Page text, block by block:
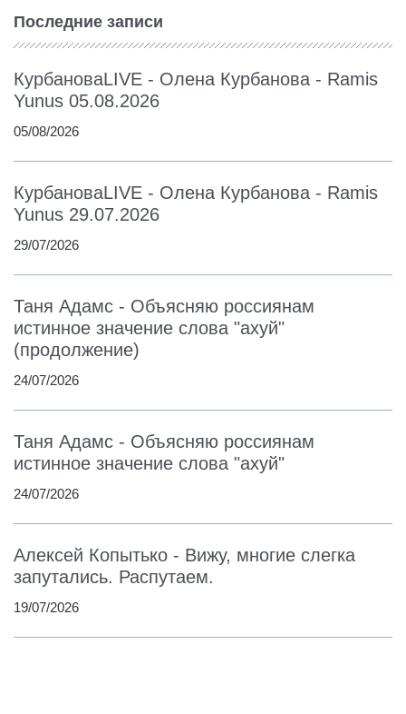
Последние записи
КурбановаLIVE - Олена Курбанова - Ramis
Yunus 05.08.2026
05/08/2026
КурбановаLIVE - Олена Курбанова - Ramis
Yunus 29.07.2026
29/07/2026
Таня Адамс - Объясняю россиянам
истинное значение слова "ахуй"
(продолжение)
24/07/2026
Таня Адамс - Объясняю россиянам
истинное значение слова "ахуй"
24/07/2026
Алексей Копытько - Вижу, многие слегка
запутались. Распутаем.
19/07/2026